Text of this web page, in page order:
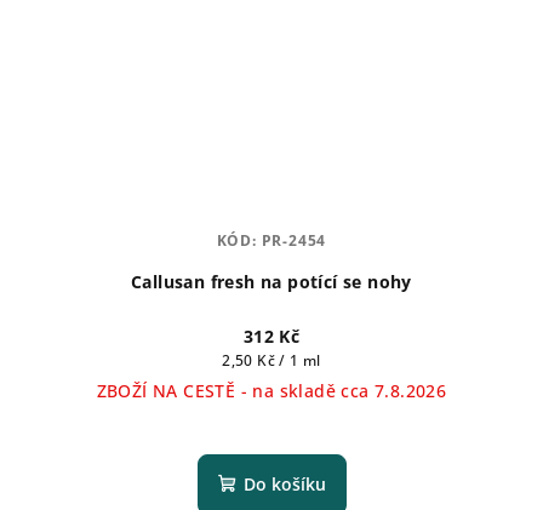
Callusan fresh na potící se nohy
312 Kč
Měrná
cena:
2,50 Kč / 1 ml
ZBOŽÍ NA CESTĚ - na skladě cca 7.8.2026
hodnocení
produktu
Do košíku
KÓD: PR-2454